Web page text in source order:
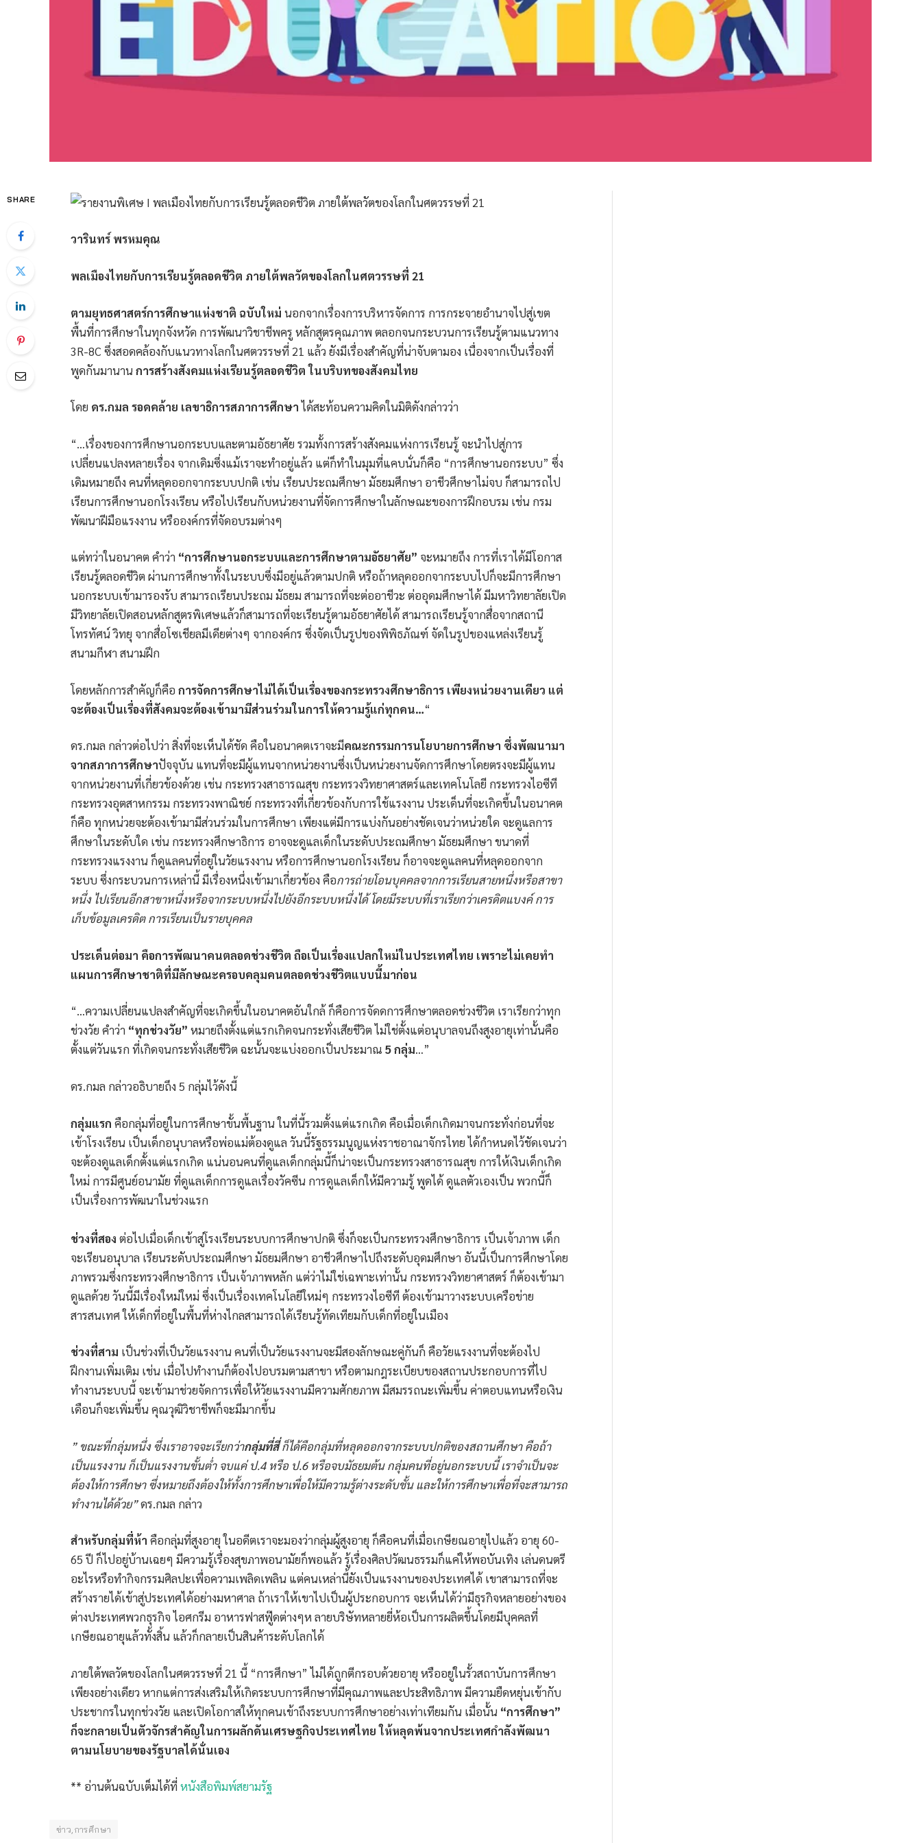
SHARE
วารินทร์ พรหมคุณ
พลเมืองไทยกับการเรียนรู้ตลอดชีวิต ภายใต้พลวัตของโลกในศตวรรษที่ 21
ตามยุทธศาสตร์การศึกษาแห่งชาติ ฉบับใหม่ นอกจากเรื่องการบริหารจัดการ การกระจายอำนาจไปสู่เขต
พื้นที่การศึกษาในทุกจังหวัด การพัฒนาวิชาชีพครู หลักสูตรคุณภาพ ตลอกจนกระบวนการเรียนรู้ตามแนวทาง
3R-8C ซึ่งสอดคล้องกับแนวทางโลกในศตวรรษที่ 21 แล้ว ยังมีเรื่องสำคัญที่น่าจับตามอง เนื่องจากเป็นเรื่องที่
พูดกันมานาน การสร้างสังคมแห่งเรียนรู้ตลอดชีวิต ในบริบทของสังคมไทย
โดย ดร.กมล รอดคล้าย เลขาธิการสภาการศึกษาได้สะท้อนความคิดในมิติดังกล่าวว่า
“…เรื่องของการศึกษานอกระบบและตามอัธยาศัย รวมทั้งการสร้างสังคมแห่งการเรียนรู้ จะนำไปสู่การ
เปลี่ยนแปลงหลายเรื่อง จากเดิมซึ่งแม้เราจะทำอยู่แล้ว แต่ก็ทำในมุมที่แคบนั่นก็คือ “การศึกษานอกระบบ” ซึ่ง
เดิมหมายถึง คนที่หลุดออกจากระบบปกติ เช่น เรียนประถมศึกษา มัธยมศึกษา อาชีวศึกษาไม่จบ ก็สามารถไป
เรียนการศึกษานอกโรงเรียน หรือไปเรียนกับหน่วยงานที่จัดการศึกษาในลักษณะของการฝึกอบรม เช่น กรม
พัฒนาฝีมือแรงงาน หรือองค์กรที่จัดอบรมต่างๆ
แต่ทว่าในอนาคต คำว่า “การศึกษานอกระบบและการศึกษาตามอัธยาศัย” จะหมายถึง การที่เราได้มีโอกาส
เรียนรู้ตลอดชีวิต ผ่านการศึกษาทั้งในระบบซึ่งมีอยู่แล้วตามปกติ หรือถ้าหลุดออกจากระบบไปก็จะมีการศึกษา
นอกระบบเข้ามารองรับ สามารถเรียนประถม มัธยม สามารถที่จะต่ออาชีวะ ต่ออุดมศึกษาได้ มีมหาวิทยาลัยเปิด
มีวิทยาลัยเปิดสอนหลักสูตรพิเศษแล้วก็สามารถที่จะเรียนรู้ตามอัธยาศัยได้ สามารถเรียนรู้จากสื่อจากสถานี
โทรทัศน์ วิทยุ จากสื่อโซเชียลมีเดียต่างๆ จากองค์กร ซึ่งจัดเป็นรูปของพิพิธภัณฑ์ จัดในรูปของแหล่งเรียนรู้
สนามกีฬา สนามฝึก
โดยหลักการสำคัญก็คือ การจัดการศึกษาไม่ได้เป็นเรื่องของกระทรวงศึกษาธิการ เพียงหน่วยงานเดียว แต่
จะต้องเป็นเรื่องที่สังคมจะต้องเข้ามามีส่วนร่วมในการให้ความรู้แก่ทุกคน…“
ดร.กมล กล่าวต่อไปว่า สิ่งที่จะเห็นได้ชัด คือในอนาคตเราจะมีคณะกรรมการนโยบายการศึกษา ซึ่งพัฒนามา
จากสภาการศึกษาปัจจุบัน แทนที่จะมีผู้แทนจากหน่วยงานซึ่งเป็นหน่วยงานจัดการศึกษาโดยตรงจะมีผู้แทน
จากหน่วยงานที่เกี่ยวข้องด้วย เช่น กระทรวงสาธารณสุข กระทรวงวิทยาศาสตร์และเทคโนโลยี กระทรวงไอซีที
กระทรวงอุตสาหกรรม กระทรวงพาณิชย์ กระทรวงที่เกี่ยวข้องกับการใช้แรงงาน ประเด็นที่จะเกิดขึ้นในอนาคต
ก็คือ ทุกหน่วยจะต้องเข้ามามีส่วนร่วมในการศึกษา เพียงแต่มีการแบ่งกันอย่างชัดเจนว่าหน่วยใด จะดูแลการ
ศึกษาในระดับใด เช่น กระทรวงศึกษาธิการ อาจจะดูแลเด็กในระดับประถมศึกษา มัธยมศึกษา ขนาดที่
กระทรวงแรงงาน ก็ดูแลคนที่อยู่ในวัยแรงงาน หรือการศึกษานอกโรงเรียน ก็อาจจะดูแลคนที่หลุดออกจาก
ระบบ ซึ่งกระบวนการเหล่านี้ มีเรื่องหนึ่งเข้ามาเกี่ยวข้อง คือการถ่ายโอนบุคคลจากการเรียนสายหนึ่งหรือสาขา
หนึ่ง ไปเรียนอีกสาขาหนึ่งหรือจากระบบหนึ่งไปยังอีกระบบหนึ่งได้ โดยมีระบบที่เราเรียกว่าเครดิตแบงค์ การ
เก็บข้อมูลเครดิต การเรียนเป็นรายบุคคล
ประเด็นต่อมา คือการพัฒนาคนตลอดช่วงชีวิต ถือเป็นเรื่องแปลกใหม่ในประเทศไทย เพราะไม่เคยทำ
แผนการศึกษาชาติที่มีลักษณะครอบคลุมคนตลอดช่วงชีวิตแบบนี้มาก่อน
“…ความเปลี่ยนแปลงสำคัญที่จะเกิดขึ้นในอนาคตอันใกล้ ก็คือการจัดดการศึกษาตลอดช่วงชีวิต เราเรียกว่าทุก
ช่วงวัย คำว่า “ทุกช่วงวัย” หมายถึงตั้งแต่แรกเกิดจนกระทั่งเสียชีวิต ไม่ใช่ตั้งแต่อนุบาลจนถึงสูงอายุเท่านั้นคือ
ตั้งแต่วันแรก ที่เกิดจนกระทั่งเสียชีวิต ฉะนั้นจะแบ่งออกเป็นประมาณ 5 กลุ่ม…”
ดร.กมล กล่าวอธิบายถึง 5 กลุ่มไว้ดังนี้
กลุ่มแรก คือกลุ่มที่อยู่ในการศึกษาขั้นพื้นฐาน ในที่นี้รวมตั้งแต่แรกเกิด คือเมื่อเด็กเกิดมาจนกระทั่งก่อนที่จะ
เข้าโรงเรียน เป็นเด็กอนุบาลหรือพ่อแม่ต้องดูแล วันนี้รัฐธรรมนูญแห่งราชอาณาจักรไทย ได้กำหนดไว้ชัดเจนว่า
จะต้องดูแลเด็กตั้งแต่แรกเกิด แน่นอนคนที่ดูแลเด็กกลุ่มนี้ก็น่าจะเป็นกระทรวงสาธารณสุข การให้เงินเด็กเกิด
ใหม่ การมีศูนย์อนามัย ที่ดูแลเด็กการดูแลเรื่องวัคซีน การดูแลเด็กให้มีความรู้ พูดได้ ดูแลตัวเองเป็น พวกนี้ก็
เป็นเรื่องการพัฒนาในช่วงแรก
ช่วงที่สอง ต่อไปเมื่อเด็กเข้าสู่โรงเรียนระบบการศึกษาปกติ ซึ่งก็จะเป็นกระทรวงศึกษาธิการ เป็นเจ้าภาพ เด็ก
จะเรียนอนุบาล เรียนระดับประถมศึกษา มัธยมศึกษา อาชีวศึกษาไปถึงระดับอุดมศึกษา อันนี้เป็นการศึกษาโดย
ภาพรวมซึ่งกระทรวงศึกษาธิการ เป็นเจ้าภาพหลัก แต่ว่าไม่ใช่เฉพาะเท่านั้น กระทรวงวิทยาศาสตร์ ก็ต้องเข้ามา
ดูแลด้วย วันนี้มีเรื่องใหม่ใหม่ ซึ่งเป็นเรื่องเทคโนโลยีใหม่ๆ กระทรวงไอซีที ต้องเข้ามาวางระบบเครือข่าย
สารสนเทศ ให้เด็กที่อยู่ในพื้นที่ห่างไกลสามารถได้เรียนรู้ทัดเทียมกับเด็กที่อยู่ในเมือง
ช่วงที่สาม เป็นช่วงที่เป็นวัยแรงงาน คนที่เป็นวัยแรงงานจะมีสองลักษณะคู่กันก็ คือวัยแรงงานที่จะต้องไป
ฝึกงานเพิ่มเติม เช่น เมื่อไปทำงานก็ต้องไปอบรมตามสาขา หรือตามกฎระเบียบของสถานประกอบการที่ไป
ทำงานระบบนี้ จะเข้ามาช่วยจัดการเพื่อให้วัยแรงงานมีความศักยภาพ มีสมรรถนะเพิ่มขึ้น ค่าตอบแทนหรือเงิน
เดือนก็จะเพิ่มขึ้น คุณวุฒิวิชาชีพก็จะมีมากขึ้น
” ขณะที่กลุ่มหนึ่ง ซึ่งเราอาจจะเรียกว่ากลุ่มที่สี่ก็ได้คือกลุ่มที่หลุดออกจากระบบปกติของสถานศึกษา คือถ้า
เป็นแรงงาน ก็เป็นแรงงานขั้นต่ำ จบแค่ ป.4 หรือ ป.6 หรือจบมัธยมต้น กลุ่มคนที่อยู่นอกระบบนี้ เราจำเป็นจะ
ต้องให้การศึกษา ซึ่งหมายถึงต้องให้ทั้งการศึกษาเพื่อให้มีความรู้ต่างระดับชั้น และให้การศึกษาเพื่อที่จะสามารถ
ทำงานได้ด้วย”ดร.กมล กล่าว
สำหรับกลุ่มที่ห้า คือกลุ่มที่สูงอายุ ในอดีตเราจะมองว่ากลุ่มผู้สูงอายุ ก็คือคนที่เมื่อเกษียณอายุไปแล้ว อายุ 60-
65 ปี ก็ไปอยู่บ้านเฉยๆ มีความรู้เรื่องสุขภาพอนามัยก็พอแล้ว รู้เรื่องศิลปวัฒนธรรมก็แค่ให้พอบันเทิง เล่นดนตรี
อะไรหรือทำกิจกรรมศิลปะเพื่อความเพลิดเพลิน แต่คนเหล่านี้ยังเป็นแรงงานของประเทศได้ เขาสามารถที่จะ
สร้างรายได้เข้าสู่ประเทศได้อย่างมหาศาล ถ้าเราให้เขาไปเป็นผู้ประกอบการ จะเห็นได้ว่ามีธุรกิจหลายอย่างของ
ต่างประเทศพวกธุรกิจ ไอศกรีม อาหารฟาสฟู๊ดต่างๆห ลายบริษัทหลายยี่ห้อเป็นการผลิตขึ้นโดยมีบุคคลที่
เกษียณอายุแล้วทั้งสิ้น แล้วก็กลายเป็นสินค้าระดับโลกได้
ภายใต้พลวัตของโลกในศตวรรษที่ 21 นี้ “การศึกษา” ไม่ได้ถูกตีกรอบด้วยอายุ หรืออยู่ในรั้วสถาบันการศึกษา
เพียงอย่างเดียว หากแต่การส่งเสริมให้เกิดระบบการศึกษาที่มีคุณภาพและประสิทธิภาพ มีความยืดหยุ่นเข้ากับ
ประชากรในทุกช่วงวัย และเปิดโอกาสให้ทุกคนเข้าถึงระบบการศึกษาอย่างเท่าเทียมกัน เมื่อนั้น “การศึกษา”
ก็จะกลายเป็นตัวจักรสำคัญในการผลักดันเศรษฐกิจประเทศไทย ให้หลุดพ้นจากประเทศกำลังพัฒนา
ตามนโยบายของรัฐบาลได้นั่นเอง
** อ่านต้นฉบับเต็มได้ที่หนังสือพิมพ์สยามรัฐ
ข่าว,การศึกษา